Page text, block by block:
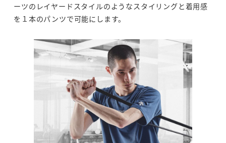
ーツのレイヤードスタイルのようなスタイリングと着用感
を１本のパンツで可能にします。